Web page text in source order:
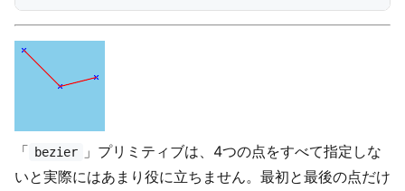
「 bezier
」プリミティブは、4つの点をすべて指定しな
いと実際にはあまり役に立ちません。最初と最後の点だけ